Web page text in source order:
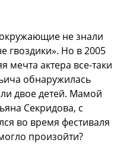
не знали
гвоздики». Но в 2005
мечта актера все-таки
обнаружилась
двое детей. Мамой
Секридова, с
во время фестиваля
произойти?